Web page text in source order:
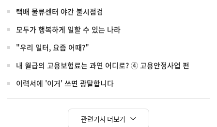
택배 물류센터 야간 불시점검
모두가 행복하게 일할 수 있는 나라
"우리 일터, 요즘 어때?"
내 월급의 고용보험료는 과연 어디로? ④ 고용안정사업 편
이력서에 '이거' 쓰면 광탈합니다
관련기사 더보기